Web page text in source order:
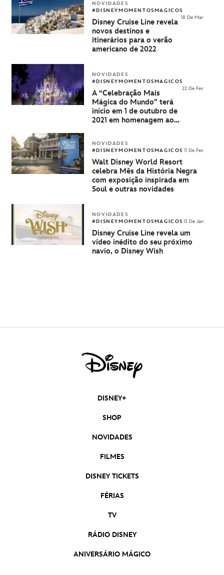
NOVIDADES
#DISNEYMOMENTOSMAGICOS
18 De Mar
Disney Cruise Line revela
novos destinos e
itinerários para o verão
americano de 2022
NOVIDADES
#DISNEYMOMENTOSMAGICOS
22 De Fev
A “Celebração Mais
Mágica do Mundo” terá
início em 1 de outubro de
2021 em homenagem aos
NOVIDADES
#DISNEYMOMENTOSMAGICOS 11 De Fev
Walt Disney World Resort
celebra Mês da História Negra
com exposição inspirada em
Soul e outras novidades
NOVIDADES
#DISNEYMOMENTOSMAGICOS 13 De Jan
Disney Cruise Line revela um
vídeo inédito do seu próximo
navio, o Disney Wish
DISNEY+
SHOP
NOVIDADES
FILMES
DISNEY TICKETS
FÉRIAS
TV
RÁDIO DISNEY
ANIVERSÁRIO MÁGICO